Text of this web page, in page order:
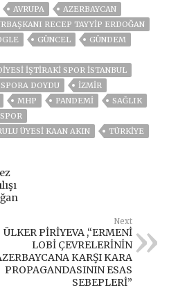
AVRUPA
AZERBAYCAN
RECEP TAYYIP ERDOĞAN
GÜNCEL
GÜNDEM
IŞTIRAKI SPOR İSTANBUL
DOYDU
İZMIR
MHP PANDEMİ
SAĞLIK
SPOR
ÜYESI KAAN AKIN
TÜRKİYE
Next
ÜLKER PİRİYEVA ,“ERMENİ
LOBİ ÇEVRELERİNİN
KARŞI KARA
PROPAGANDASININ ESAS
SEBEPLERİ”